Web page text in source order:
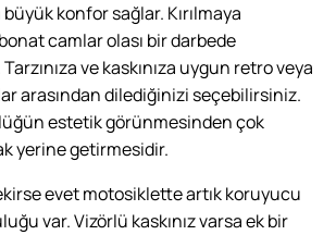
konfor sağlar. Kırılmaya
camlar olası bir darbede
ve kaskınıza uygun retro veya
arasından dilediğinizi seçebilirsiniz.
estetik görünmesinden çok
yerine getirmesidir.
evet motosiklette artık koruyucu
var. Vizörlü kaskınız varsa ek bir